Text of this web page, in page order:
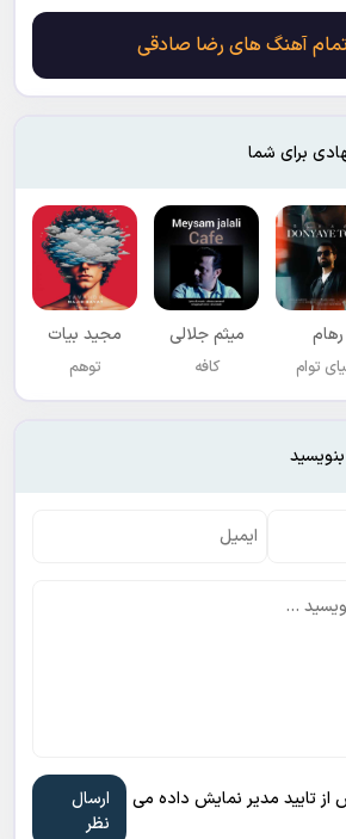
تمام آهنگ های رضا صادقی
برای شما
رهام
توام
میثم جلالی
کافه
مجید بیات
توهم
از تایید مدیر نمایش داده می